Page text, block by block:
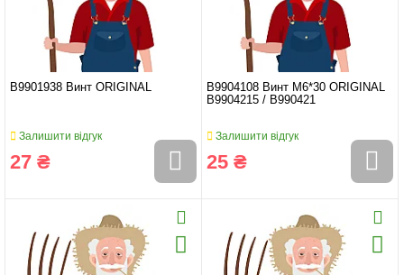
B9901938 Винт ORIGINAL
Залишити відгук
27 ₴
B9904108 Винт М6*30 ORIGINAL
B9904215 / B990421
Залишити відгук
25 ₴